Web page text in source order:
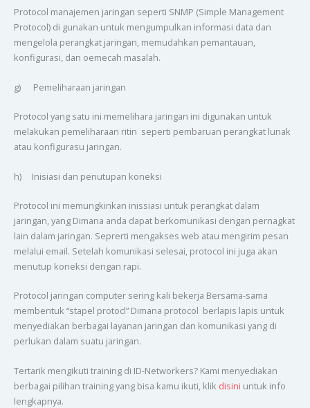
Protocol manajemen jaringan seperti SNMP (Simple Management
Protocol) di gunakan untuk mengumpulkan informasi data dan
mengelola perangkat jaringan, memudahkan pemantauan,
konfigurasi, dan oemecah masalah.
g) Pemeliharaan jaringan
Protocol yang satu ini memelihara jaringan ini digunakan untuk
melakukan pemeliharaan ritin seperti pembaruan perangkat lunak
atau konfigurasu jaringan.
h) Inisiasi dan penutupan koneksi
Protocol ini memungkinkan inissiasi untuk perangkat dalam
jaringan, yang Dimana anda dapat berkomunikasi dengan pernagkat
lain dalam jaringan. Seprerti mengakses web atau mengirim pesan
melalui email. Setelah komunikasi selesai, protocol ini juga akan
menutup koneksi dengan rapi.
Protocol jaringan computer sering kali bekerja Bersama-sama
membentuk “stapel protocl” Dimana protocol berlapis lapis untuk
menyediakan berbagai layanan jaringan dan komunikasi yang di
perlukan dalam suatu jaringan.
Tertarik mengikuti training di ID-Networkers? Kami menyediakan
berbagai pilihan training yang bisa kamu ikuti, klik disini untuk info
lengkapnya.